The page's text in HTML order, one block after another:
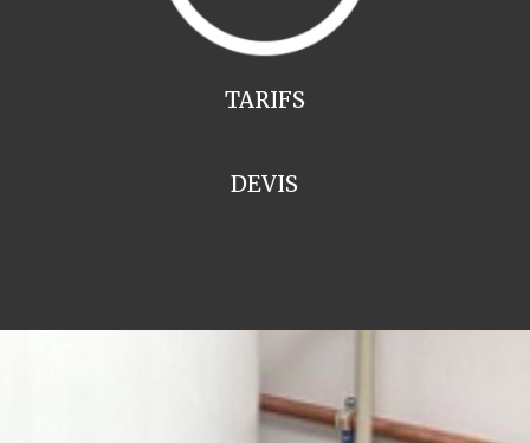
TARIFS
DEVIS